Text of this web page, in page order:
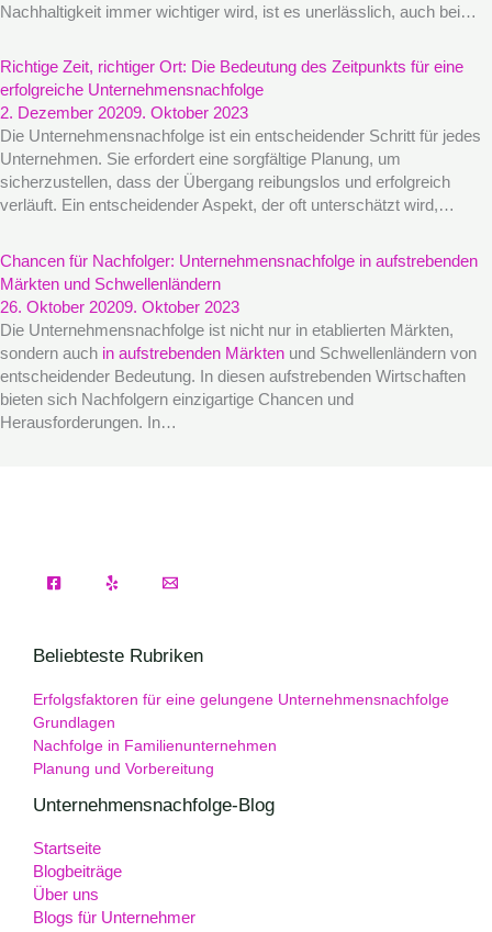
Nachhaltigkeit immer wichtiger wird, ist es unerlässlich, auch bei…
Richtige Zeit, richtiger Ort: Die Bedeutung des Zeitpunkts für eine
erfolgreiche Unternehmensnachfolge
2. Dezember 20209. Oktober 2023
Die Unternehmensnachfolge ist ein entscheidender Schritt für jedes
Unternehmen. Sie erfordert eine sorgfältige Planung, um
sicherzustellen, dass der Übergang reibungslos und erfolgreich
verläuft. Ein entscheidender Aspekt, der oft unterschätzt wird,…
Chancen für Nachfolger: Unternehmensnachfolge in aufstrebenden
Märkten und Schwellenländern
26. Oktober 20209. Oktober 2023
Die Unternehmensnachfolge ist nicht nur in etablierten Märkten,
sondern auch in aufstrebenden Märkten und Schwellenländern von
entscheidender Bedeutung. In diesen aufstrebenden Wirtschaften
bieten sich Nachfolgern einzigartige Chancen und
Herausforderungen. In…
Beliebteste Rubriken
Erfolgsfaktoren für eine gelungene Unternehmensnachfolge
Grundlagen
Nachfolge in Familienunternehmen
Planung und Vorbereitung
Unternehmensnachfolge-Blog
Startseite
Blogbeiträge
Über uns
Blogs für Unternehmer